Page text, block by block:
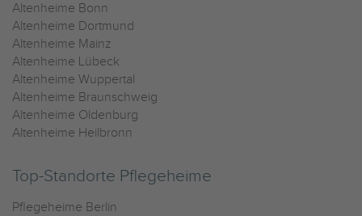
Altenheime Bonn
Altenheime Dortmund
Altenheime Mainz
Altenheime Lübeck
Altenheime Wuppertal
Altenheime Braunschweig
Altenheime Oldenburg
Altenheime Heilbronn
Top-Standorte Pflegeheime
Pflegeheime Berlin